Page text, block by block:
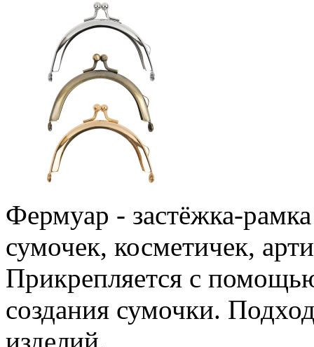
Фермуар - застёжка-
сумочек, косметичек,
Прикрепляется с
создания сумочки.
изделий.